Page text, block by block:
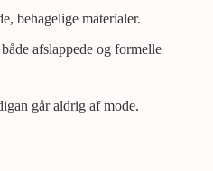
behagelige materialer.
afslappede og formelle
går aldrig af mode.